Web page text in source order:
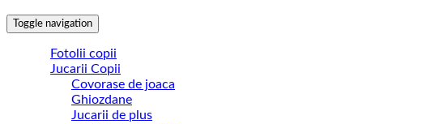
Toggle navigation
Fotolii copii
Jucarii Copii
Covorase de joaca
Ghiozdane
Jucarii de plus